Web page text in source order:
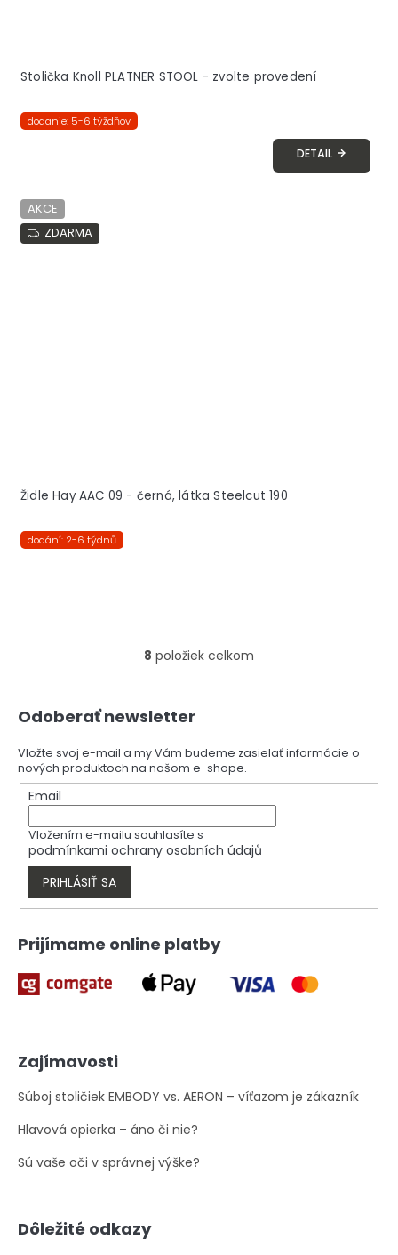
Stolička Knoll PLATNER STOOL - zvolte provedení
dodanie: 5-6 týždňov
DETAIL
AKCE
ZDARMA
Židle Hay AAC 09 - černá, látka Steelcut 190
dodání: 2-6 týdnů
O
a
c
i
r
v
ý
p
i
8 položiek celkom
Odoberať newsletter
Vložte svoj e-mail a my Vám budeme zasielať informácie o
nových produktoch na našom e-shope.
Email
Vložením e-mailu souhlasíte s
podmínkami ochrany osobních údajů
PRIHLÁSIŤ SA
Prijímame online platby
Zajímavosti
Súboj stoličiek EMBODY vs. AERON – víťazom je zákazník
Hlavová opierka – áno či nie?
Sú vaše oči v správnej výške?
Dôležité odkazy